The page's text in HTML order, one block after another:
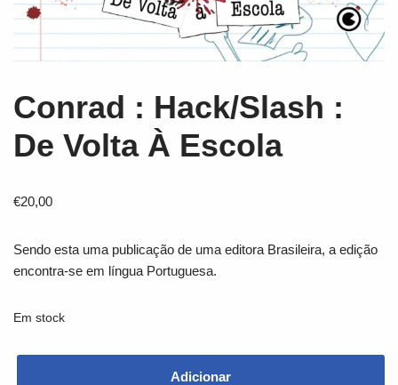
Conrad : Hack/Slash :
De Volta À Escola
€20,00
Sendo esta uma publicação de uma editora Brasileira, a edição
encontra-se em língua Portuguesa.
Em stock
Adicionar